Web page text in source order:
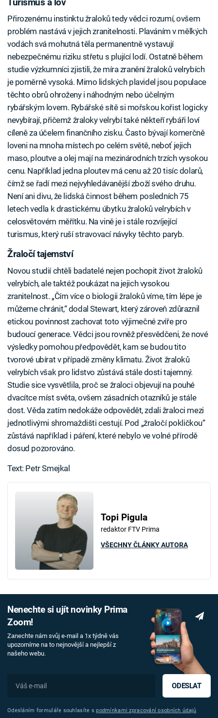
Turismus a lov
Přirozenému instinktu žraloků tedy vědci rozumí, ovšem
problém nastává v jejich zranitelnosti. Plaváním v mělkých
vodách svá mohutná těla permanentně vystavují
nebezpečnému riziku střetu s plující lodí. Ostatně během
studie výzkumníci zjistili, že míra zranění žraloků velrybích
je poměrně vysoká. Mimo lidských plavidel jsou populace
těchto obrů ohroženy i náhodným nebo účelným
rybářským lovem. Rybářské sítě si mořskou kořist logicky
nevybírají, přičemž žraloky velrybí také někteří rybáři loví
cíleně za účelem finančního zisku. Často bývají komerčně
loveni na mnoha místech po celém světě, neboť jejich
maso, ploutve a olej mají na mezinárodních trzích vysokou
cenu. Například jedna ploutev má cenu až 20 tisíc dolarů,
čímž se řadí mezi nejvyhledávanější zboží svého druhu.
Není ani divu, že lidská činnost během posledních 75
letech vedla k drastickému úbytku žraloků velrybích v
celosvětovém měřítku. Na vině je i stále rozvíjející
turismus, který ruší stravovací návyky těchto paryb.
Žraločí tajemství
Novou studií chtěli badatelé nejen pochopit život žraloků
velrybích, ale taktéž poukázat na jejich vysokou
zranitelnost. „Čím více o biologii žraloků víme, tím lépe je
můžeme chránit,“ dodal Stewart, který zároveň zdůraznil
etickou povinnost zachovat toto výjimečné zvíře pro
budoucí generace. Vědci jsou rovněž přesvědčeni, že nové
výsledky pomohou předpovědět, kam se budou tito
tvorové ubírat v případě změny klimatu. Život žraloků
velrybích však pro lidstvo zůstává stále dosti tajemný.
Studie sice vysvětlila, proč se žraloci objevují na pouhé
dvacítce míst světa, ovšem zásadních otazníků je stále
dost. Věda zatím nedokáže odpovědět, zdali žraloci mezi
jednotlivými shromaždišti cestují. Pod „žraločí pokličkou“
zůstává například i páření, které nebylo ve volné přírodě
dosud pozorováno.
Text: Petr Smejkal
Topi Pigula
redaktor FTV Prima
VŠECHNY ČLÁNKY AUTORA
Nenechte si ujít novinky Prima
Zoom!
Zanechte nám svůj e-mail a 1x týdně vás
upozorníme na to nejnovější a nejlepší z
našeho webu.
ODESLAT
Odesláním formuláře souhlasíte spodmínkami zpracování osobních údajů